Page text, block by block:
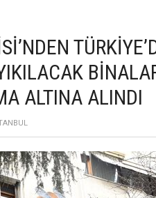
ALTINA ALINDI